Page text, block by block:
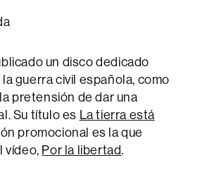
un disco dedicado
guerra civil española, como
pretensión de dar una
Su título es La tierra está
promocional es la que
vídeo, Por la libertad.